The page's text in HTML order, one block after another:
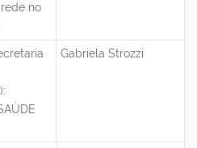
no
Gabriela Strozzi